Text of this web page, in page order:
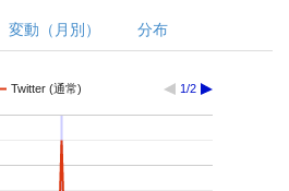
変動（月別） 分布
Twitter (通常) 1/2